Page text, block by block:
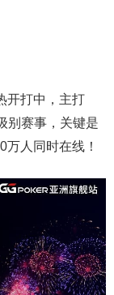
开打中，主打
别赛事，关键是
人同时在线！